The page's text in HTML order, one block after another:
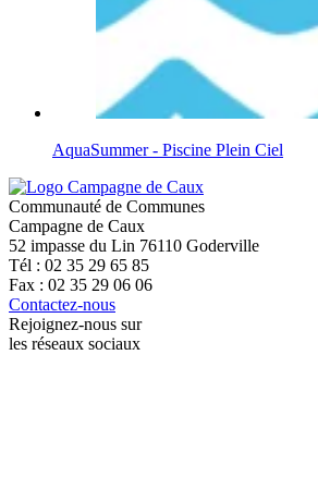
AquaSummer - Piscine Plein Ciel
Communauté de Communes
Campagne de Caux
52 impasse du Lin 76110 Goderville
Tél : 02 35 29 65 85
Fax : 02 35 29 06 06
Contactez-nous
Rejoignez-nous sur
les réseaux sociaux